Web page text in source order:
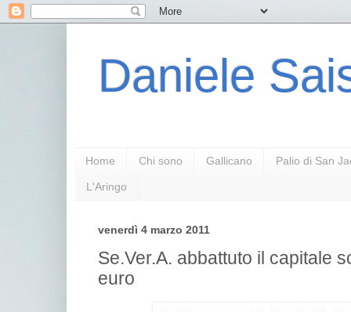
Daniele
Home Chi sono Gallicano Palio di San
L'Aringo
venerdì 4 marzo 2011
Se.Ver.A. abbattuto il capitale
euro